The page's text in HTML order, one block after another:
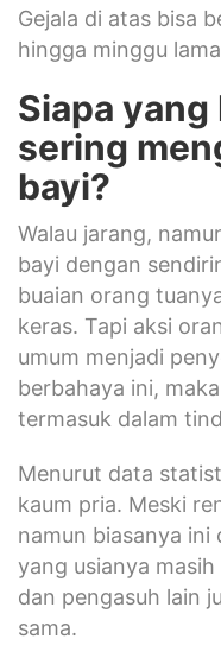
Gejala di atas bisa
hingga minggu
Siapa
sering
bayi?
Walau jarang,
bayi dengan
buaian orang
keras. Tapi aksi
umum menjadi
berbahaya ini,
termasuk dalam
Menurut data
kaum pria. Meski
namun biasanya ini
yang usianya
dan pengasuh lain
sama.